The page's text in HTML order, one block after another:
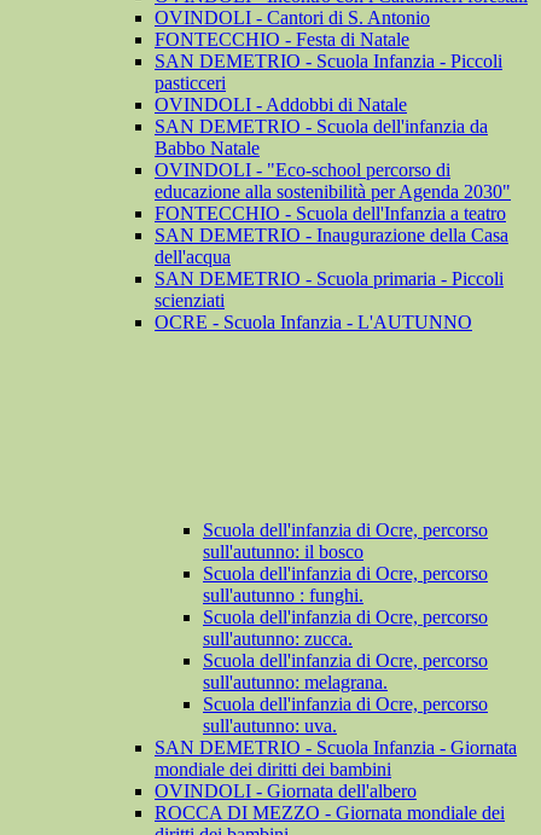
OVINDOLI - Cantori di S. Antonio
FONTECCHIO - Festa di Natale
SAN DEMETRIO - Scuola Infanzia - Piccoli
pasticceri
OVINDOLI - Addobbi di Natale
SAN DEMETRIO - Scuola dell'infanzia da
Babbo Natale
OVINDOLI - "Eco-school percorso di
educazione alla sostenibilità per Agenda 2030"
FONTECCHIO - Scuola dell'Infanzia a teatro
SAN DEMETRIO - Inaugurazione della Casa
dell'acqua
SAN DEMETRIO - Scuola primaria - Piccoli
scienziati
OCRE - Scuola Infanzia - L'AUTUNNO
Scuola dell'infanzia di Ocre, percorso
sull'autunno: il bosco
Scuola dell'infanzia di Ocre, percorso
sull'autunno : funghi.
Scuola dell'infanzia di Ocre, percorso
sull'autunno: zucca.
Scuola dell'infanzia di Ocre, percorso
sull'autunno: melagrana.
Scuola dell'infanzia di Ocre, percorso
sull'autunno: uva.
SAN DEMETRIO - Scuola Infanzia - Giornata
mondiale dei diritti dei bambini
OVINDOLI - Giornata dell'albero
ROCCA DI MEZZO - Giornata mondiale dei